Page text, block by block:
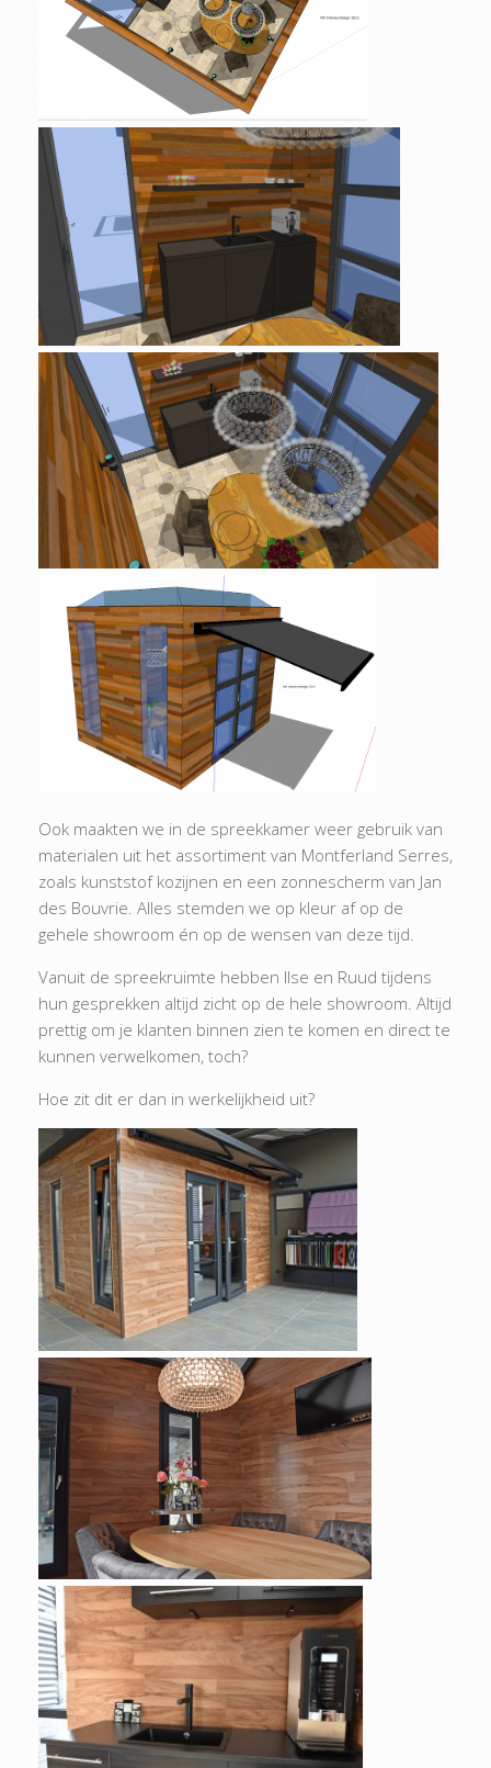
Ook maakten we in de spreekkamer weer gebruik van
materialen uit het assortiment van Montferland Serres,
zoals kunststof kozijnen en een zonnescherm van Jan
des Bouvrie. Alles stemden we op kleur af op de
gehele showroom én op de wensen van deze tijd.
Vanuit de spreekruimte hebben Ilse en Ruud tijdens
hun gesprekken altijd zicht op de hele showroom. Altijd
prettig om je klanten binnen zien te komen en direct te
kunnen verwelkomen, toch?
Hoe zit dit er dan in werkelijkheid uit?